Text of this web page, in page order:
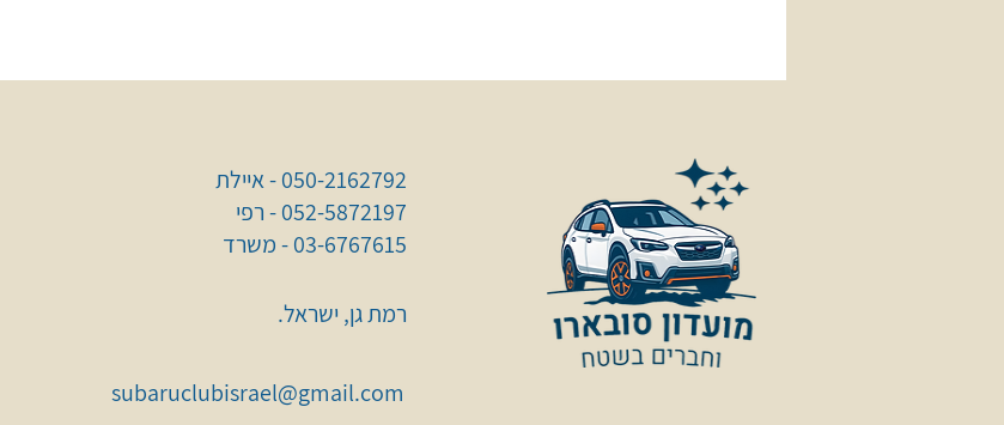
050-2162792 - איילת
052-5872197 - רפי
03-6767615 - משרד
רמת גן, ישראל.
subaruclubisrael@gmail.com